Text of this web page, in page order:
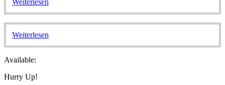
Weiterlesen
Weiterlesen
Available:
Hurry Up!